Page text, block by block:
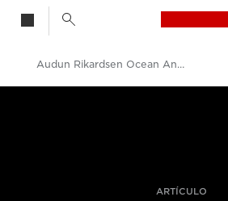
Audun Rikardsen Ocean And Wildlife Photographer Interview
ARTÍCULO